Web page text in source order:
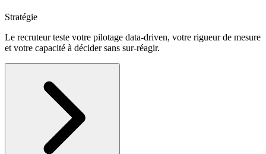
Stratégie
Le recruteur teste votre pilotage data-driven, votre rigueur de mesure
et votre capacité à décider sans sur-réagir.